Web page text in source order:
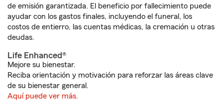
de emisión garantizada. El beneficio por fallecimiento puede
ayudar con los gastos finales, incluyendo el funeral, los
costos de entierro, las cuentas médicas, la cremación u otras
deudas.
Life Enhanced®
Mejore su bienestar.
Reciba orientación y motivación para reforzar las áreas clave
de su bienestar general.
Aquí puede ver más.